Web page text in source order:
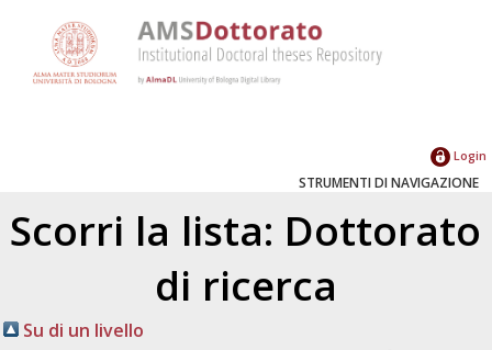
Login
STRUMENTI DI NAVIGAZIONE
Scorri la lista: Dottorato
di ricerca
Su di un livello